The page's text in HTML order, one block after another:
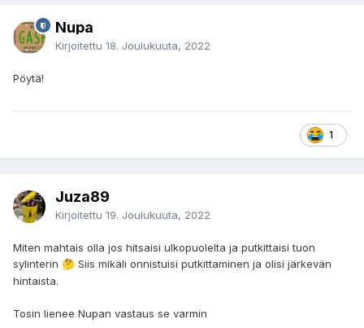
Nupa
Kirjoitettu 18. Joulukuuta, 2022
Pöytä!
1
Juza89
Kirjoitettu 19. Joulukuuta, 2022
Miten mahtais olla jos hitsaisi ulkopuolelta ja putkittaisi tuon
sylinterin 🤔 Siis mikäli onnistuisi putkittaminen ja olisi järkevän
hintaista.
Tosin lienee Nupan vastaus se varmin